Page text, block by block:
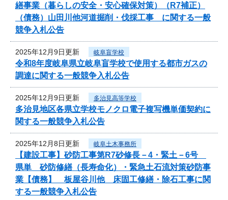
繕事業（暮らしの安全・安心確保対策）（R7補正）
（債務）山田川他河道掘削・伐採工事 に関する一般
競争入札公告
2025年12月9日更新 岐阜盲学校
令和8年度岐阜県立岐阜盲学校で使用する都市ガスの
調達に関する一般競争入札公告
2025年12月9日更新 多治見高等学校
多治見地区各県立学校モノクロ電子複写機単価契約に
関する一般競争入札公告
2025年12月8日更新 岐阜土木事務所
【建設工事】砂防工事第R7砂修長－4・緊土－6号
県単 砂防修繕（長寿命化）・緊急土石流対策砂防事
業【債務】 板屋谷川他 床固工修繕・除石工事に関
する一般競争入札公告